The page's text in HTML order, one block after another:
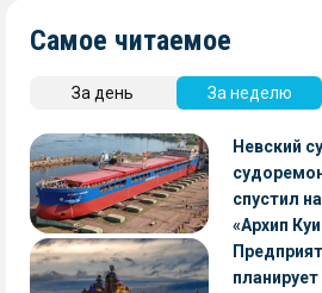
Самое читаемое
За день За неделю
Невский
спустил
«Архип
RSD59